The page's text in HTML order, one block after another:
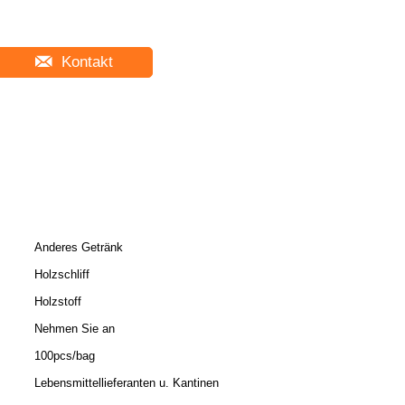
Kontakt
Anderes Getränk
Holzschliff
Holzstoff
Nehmen Sie an
100pcs/bag
Lebensmittellieferanten u. Kantinen